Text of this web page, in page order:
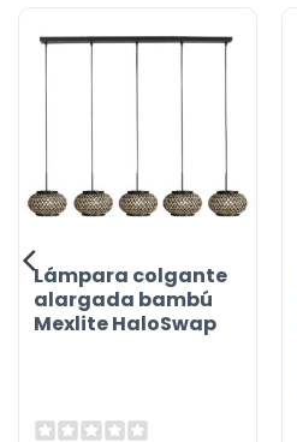
Lámpara colgante
alargada bambú
Mexlite HaloSwap